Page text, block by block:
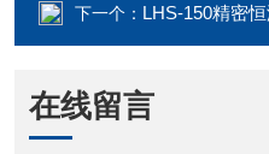
下一个： LHS-150精密恒
在线留言